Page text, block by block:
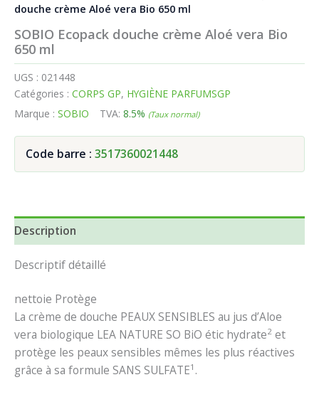
douche crème Aloé vera Bio 650 ml
SOBIO Ecopack douche crème Aloé vera Bio
650 ml
UGS : 021448
Catégories : CORPS GP, HYGIÈNE PARFUMSGP
Marque : SOBIO TVA: 8.5% (Taux normal)
Code barre : 3517360021448
Description
Descriptif détaillé
nettoie Protège
La crème de douche PEAUX SENSIBLES au jus d’Aloe
vera biologique LEA NATURE SO BiO étic hydrate2 et
protège les peaux sensibles mêmes les plus réactives
grâce à sa formule SANS SULFATE1 .